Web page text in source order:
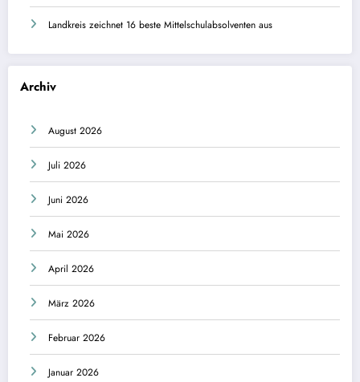
Landkreis zeichnet 16 beste Mittelschulabsolventen aus
Archiv
August 2026
Juli 2026
Juni 2026
Mai 2026
April 2026
März 2026
Februar 2026
Januar 2026